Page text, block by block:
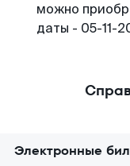
можно
даты - 05-11-
Электронные